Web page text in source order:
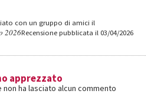
con un gruppo di amici il
2026Recensione pubblicata il 03/04/2026
apprezzato
non ha lasciato alcun commento